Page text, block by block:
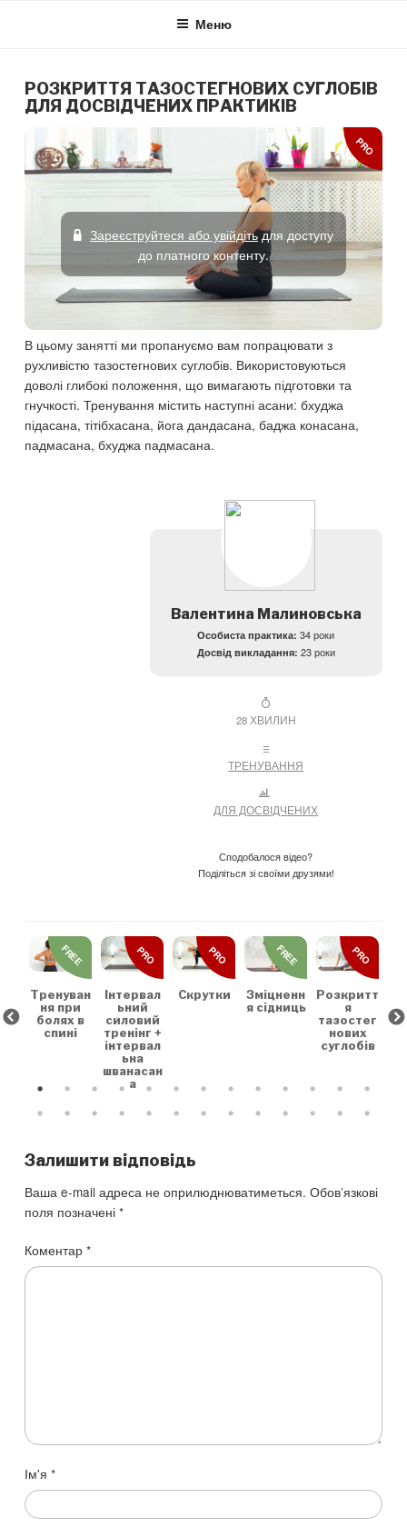
Меню
РОЗКРИТТЯ ТАЗОСТЕГНОВИХ СУГЛОБІВ
ДЛЯ ДОСВІДЧЕНИХ ПРАКТИКІВ
PRO
Зареєструйтеся або увійдітьдля доступу
до платного контенту.
В цьому занятті ми пропануємо вам попрацювати з
рухливістю тазостегнових суглобів. Використовуються
доволі глибокі положення, що вимагають підготовки та
гнучкості. Тренування містить наступні асани: бхуджа
підасана, тітібхасана, йога дандасана, баджа конасана,
падмасана, бхуджа падмасана.
Валентина Малиновська
Особиста практика: 34 роки
Досвід викладання: 23 роки
28 ХВИЛИН
ТРЕНУВАННЯ
ДЛЯ ДОСВІДЧЕНИХ
Сподобалося відео?
Поділіться зі своїми друзями!
Тренуван
ня при
болях в
спині
FREE
Інтервал
ьний
силовий
тренінг +
інтервал
ьна
шванасан
а
PRO
Скрутки
PRO
Зміцненн
я сідниць
FREE
Розкритт
я
тазостег
нових
суглобів
PRO
Залишити відповідь
Ваша e-mail адреса не оприлюднюватиметься. Обов’язкові
поля позначені*
Коментар*
Ім'я*